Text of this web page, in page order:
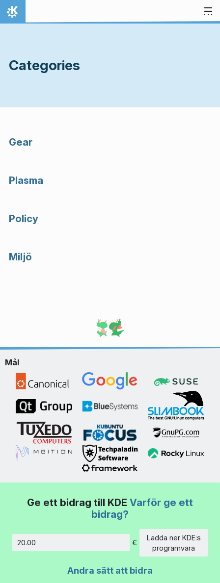
Gå till innehåll
Hem
Categories
Gear
Plasma
Policy
Miljö
Mål
Ge ett bidrag till KDE Varför ge ett
bidrag?
€
Ladda ner KDE:s
programvara
Andra sätt att bidra